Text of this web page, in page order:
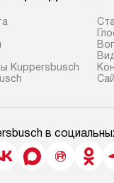
Kuppersbusch
в